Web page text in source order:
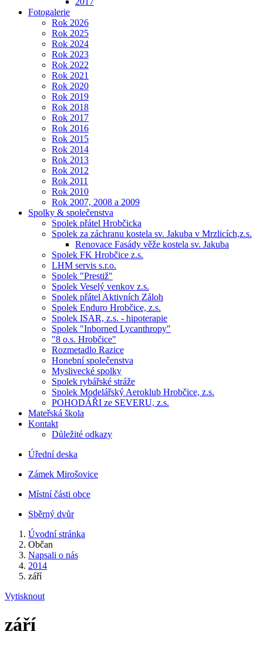
Fotogalerie
Rok 2026
Rok 2025
Rok 2024
Rok 2023
Rok 2022
Rok 2021
Rok 2020
Rok 2019
Rok 2018
Rok 2017
Rok 2016
Rok 2015
Rok 2014
Rok 2013
Rok 2012
Rok 2011
Rok 2010
Rok 2007, 2008 a 2009
Spolky & společenstva
Spolek přátel Hrobčicka
Spolek za záchranu kostela sv. Jakuba v Mrzlicích,z.s.
Renovace Fasády věže kostela sv. Jakuba
Spolek FK Hrobčice z.s.
LHM servis s.r.o.
Spolek "Prestiž"
Spolek Veselý venkov z.s.
Spolek přátel Aktivních Záloh
Spolek Enduro Hrobčice, z.s.
Spolek ISAR, z.s. - hipoterapie
Spolek "Inborned Lycanthropy"
"8 o.s. Hrobčice"
Rozmetadlo Razice
Honební společenstva
Myslivecké spolky
Spolek rybářské stráže
Spolek Modelářský Aeroklub Hrobčice, z.s.
POHODÁŘI ze SEVERU, z.s.
Mateřská škola
Kontakt
Důležité odkazy
Úřední deska
Zámek Mirošovice
Místní části obce
Sběrný dvůr
Úvodní stránka
Občan
Napsali o nás
2014
září
Vytisknout
září